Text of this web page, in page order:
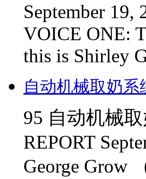
September 19,
VOICE ONE:
this is Shirley
自动机械取奶
95 自动机械
REPORT
George Grow